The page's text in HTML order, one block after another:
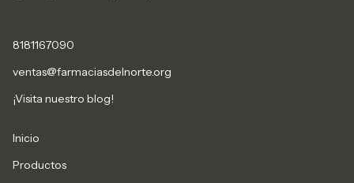
8181167090
ventas@farmaciasdelnorte.org
¡Visita nuestro blog!
Inicio
Productos